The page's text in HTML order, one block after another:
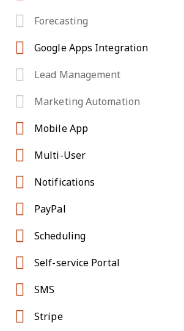
Forecasting
Google Apps Integration
Lead Management
Marketing Automation
Mobile App
Multi-User
Notifications
PayPal
Scheduling
Self-service Portal
SMS
Stripe